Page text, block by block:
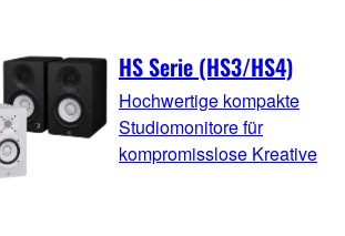
HS Serie (HS3/HS4)
Hochwertige kompakte
Studiomonitore für
kompromisslose Kreative